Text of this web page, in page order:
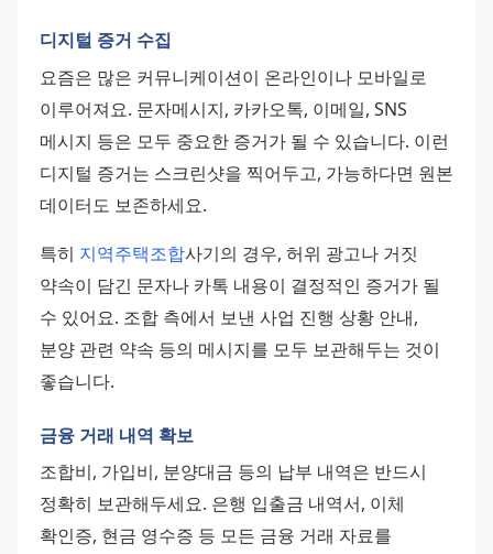
디지털 증거 수집
요즘은 많은 커뮤니케이션이 온라인이나 모바일로
이루어져요. 문자메시지, 카카오톡, 이메일, SNS
메시지 등은 모두 중요한 증거가 될 수 있습니다. 이런
디지털 증거는 스크린샷을 찍어두고, 가능하다면 원본
데이터도 보존하세요.
특히 지역주택조합사기의 경우, 허위 광고나 거짓
약속이 담긴 문자나 카톡 내용이 결정적인 증거가 될
수 있어요. 조합 측에서 보낸 사업 진행 상황 안내,
분양 관련 약속 등의 메시지를 모두 보관해두는 것이
좋습니다.
금융 거래 내역 확보
조합비, 가입비, 분양대금 등의 납부 내역은 반드시
정확히 보관해두세요. 은행 입출금 내역서, 이체
확인증, 현금 영수증 등 모든 금융 거래 자료를